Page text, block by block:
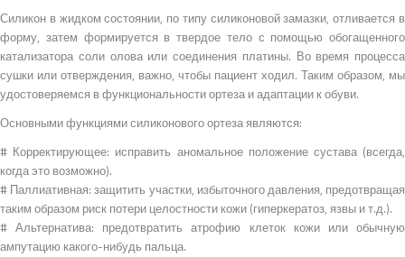
Силикон в жидком состоянии, по типу силиконовой замазки, отливается в
форму, затем формируется в твердое тело с помощью обогащенного
катализатора соли олова или соединения платины. Во время процесса
сушки или отверждения, важно, чтобы пациент ходил. Таким образом, мы
удостоверяемся в функциональности ортеза и адаптации к обуви.
Основными функциями силиконового ортеза являются:
# Корректирующее: исправить аномальное положение сустава (всегда,
когда это возможно).
# Паллиативная: защитить участки, избыточного давления, предотвращая
таким образом риск потери целостности кожи (гиперкератоз, язвы и т.д.).
# Альтернатива: предотвратить атрофию клеток кожи или обычную
ампутацию какого-нибудь пальца.